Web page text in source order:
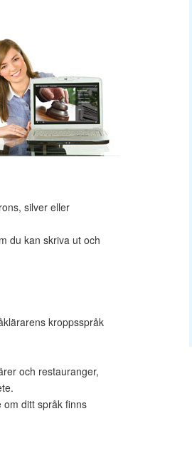
silver eller
du kan skriva ut och
kroppsspråk
och restauranger,
om ditt språk finns